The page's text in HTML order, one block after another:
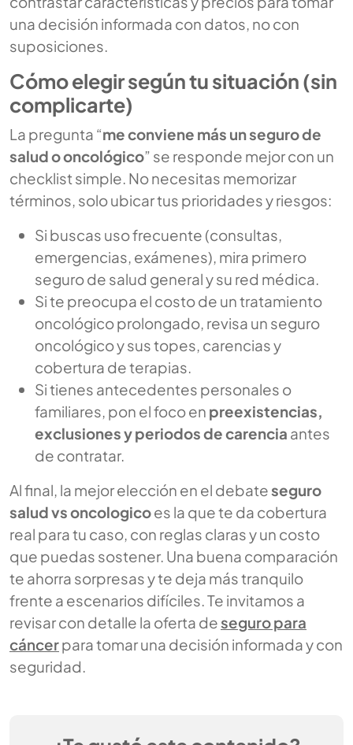
una decisión informada con datos, no con
suposiciones.
Cómo elegir según tu situación (sin
complicarte)
La pregunta “me conviene más un seguro de
salud o oncológico” se responde mejor con un
checklist simple. No necesitas memorizar
términos, solo ubicar tus prioridades y riesgos:
Si buscas uso frecuente (consultas,
emergencias, exámenes), mira primero
seguro de salud general y su red médica.
Si te preocupa el costo de un tratamiento
oncológico prolongado, revisa un seguro
oncológico y sus topes, carencias y
cobertura de terapias.
Si tienes antecedentes personales o
familiares, pon el foco en preexistencias,
exclusiones y periodos de carencia antes
de contratar.
Al final, la mejor elección en el debateseguro
salud vs oncologicoes la que te da cobertura
real para tu caso, con reglas claras y un costo
que puedas sostener. Una buena comparación
te ahorra sorpresas y te deja más tranquilo
frente a escenarios difíciles. Te invitamos a
revisar con detalle la oferta deseguro para
cáncerpara tomar una decisión informada y con
seguridad.